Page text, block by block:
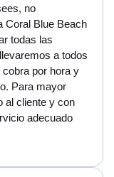
no
Coral Blue Beach
todas las
a todos
por hora y
Para mayor
al cliente y con
adecuado